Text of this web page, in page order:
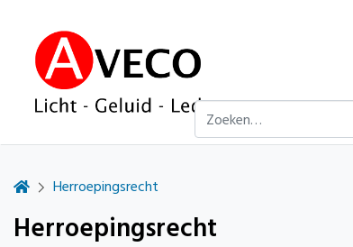
Herroepingsrecht
Herroepingsrecht